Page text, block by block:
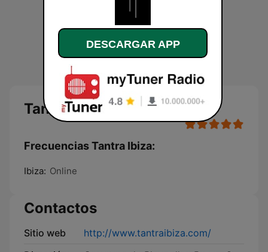
Tantra Ibiza
Frecuencias Tantra Ibiza:
Ibiza: Online
Contactos
Sitio web
http://www.tantraibiza.com/
DESCARGAR APP